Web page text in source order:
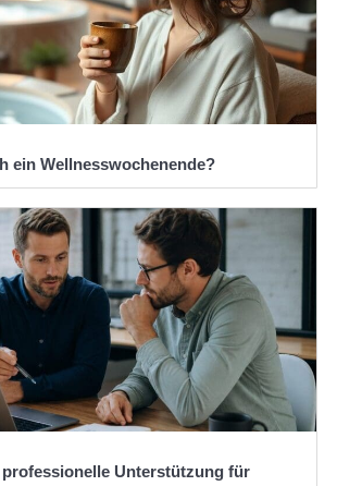
ein Wellnesswochenende?
Unterstützung für